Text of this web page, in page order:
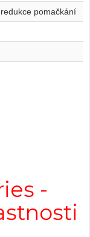
pomačkání
-